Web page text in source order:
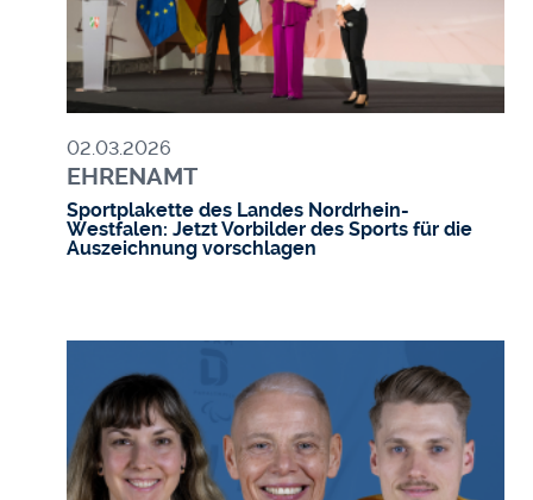
02.03.2026
EHRENAMT
Sportplakette des Landes Nordrhein-
Westfalen: Jetzt Vorbilder des Sports für die
Auszeichnung vorschlagen